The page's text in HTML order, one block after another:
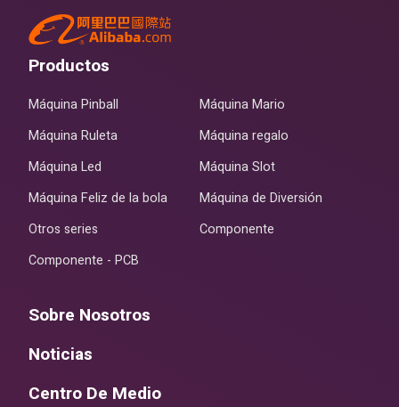
Productos
Máquina Pinball
Máquina Mario
Máquina Ruleta
Máquina regalo
Máquina Led
Máquina Slot
Máquina Feliz de la bola
Máquina de Diversión
Otros series
Componente
Componente - PCB
Sobre Nosotros
Noticias
Centro De Medio